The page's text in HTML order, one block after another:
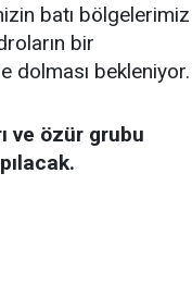
batı bölgelerimiz
bir
dolması bekleniyor.
ve özür grubu